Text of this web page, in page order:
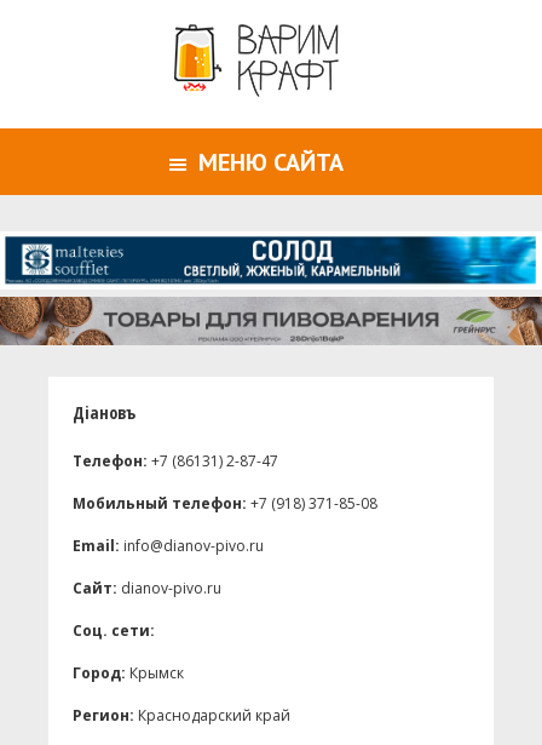
МЕНЮ САЙТА
Дiановъ
Телефон: +7 (86131) 2-87-47
Мобильный телефон: +7 (918) 371-85-08
Email: info@dianov-pivo.ru
Сайт: dianov-pivo.ru
Соц. сети:
Город: Крымск
Регион: Краснодарский край